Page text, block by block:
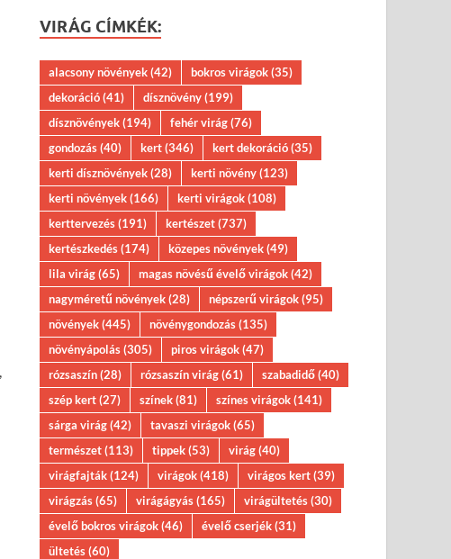
VIRÁG CÍMKÉK:
alacsony növények(42) bokros virágok(35)
dekoráció(41) dísznövény(199)
dísznövények(194) fehér virág(76)
gondozás(40) kert(346) kert dekoráció(35)
kerti dísznövények(28) kerti növény(123)
kerti növények(166) kerti virágok(108)
kerttervezés(191) kertészet(737)
kertészkedés(174) közepes növények(49)
lila virág(65) magas növésű évelő virágok(42)
nagyméretű növények(28) népszerű virágok(95)
növények(445) növénygondozás(135)
növényápolás(305) piros virágok(47)
rózsaszín(28) rózsaszín virág(61) szabadidő(40)
szép kert(27) színek(81) színes virágok(141)
sárga virág(42) tavaszi virágok(65)
természet(113) tippek(53) virág(40)
virágfajták(124) virágok(418) virágos kert(39)
virágzás(65) virágágyás(165) virágültetés(30)
évelő bokros virágok(46) évelő cserjék(31)
ültetés(60)